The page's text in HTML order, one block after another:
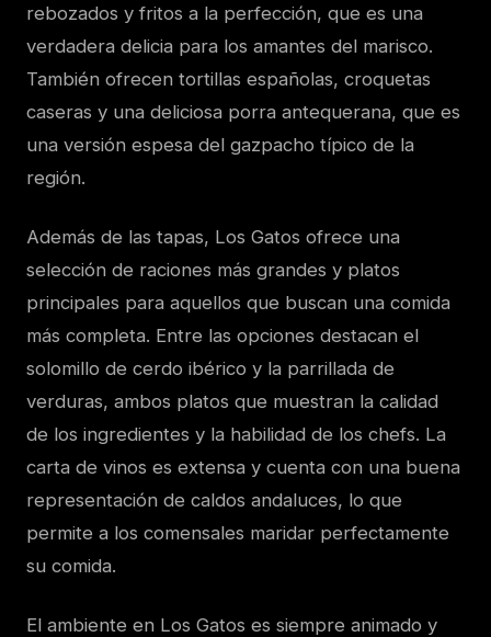
rebozados y fritos a la perfección, que es una
verdadera delicia para los amantes del marisco.
También ofrecen tortillas españolas, croquetas
caseras y una deliciosa porra antequerana, que es
una versión espesa del gazpacho típico de la
región.
Además de las tapas, Los Gatos ofrece una
selección de raciones más grandes y platos
principales para aquellos que buscan una comida
más completa. Entre las opciones destacan el
solomillo de cerdo ibérico y la parrillada de
verduras, ambos platos que muestran la calidad
de los ingredientes y la habilidad de los chefs. La
carta de vinos es extensa y cuenta con una buena
representación de caldos andaluces, lo que
permite a los comensales maridar perfectamente
su comida.
El ambiente en Los Gatos es siempre animado y